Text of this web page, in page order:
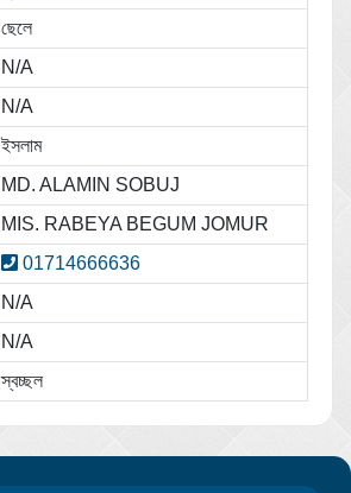
ছেলে
N/A
N/A
ইসলাম
MD. ALAMIN SOBUJ
MIS. RABEYA BEGUM JOMUR
01714666636
N/A
N/A
স্বচ্ছল